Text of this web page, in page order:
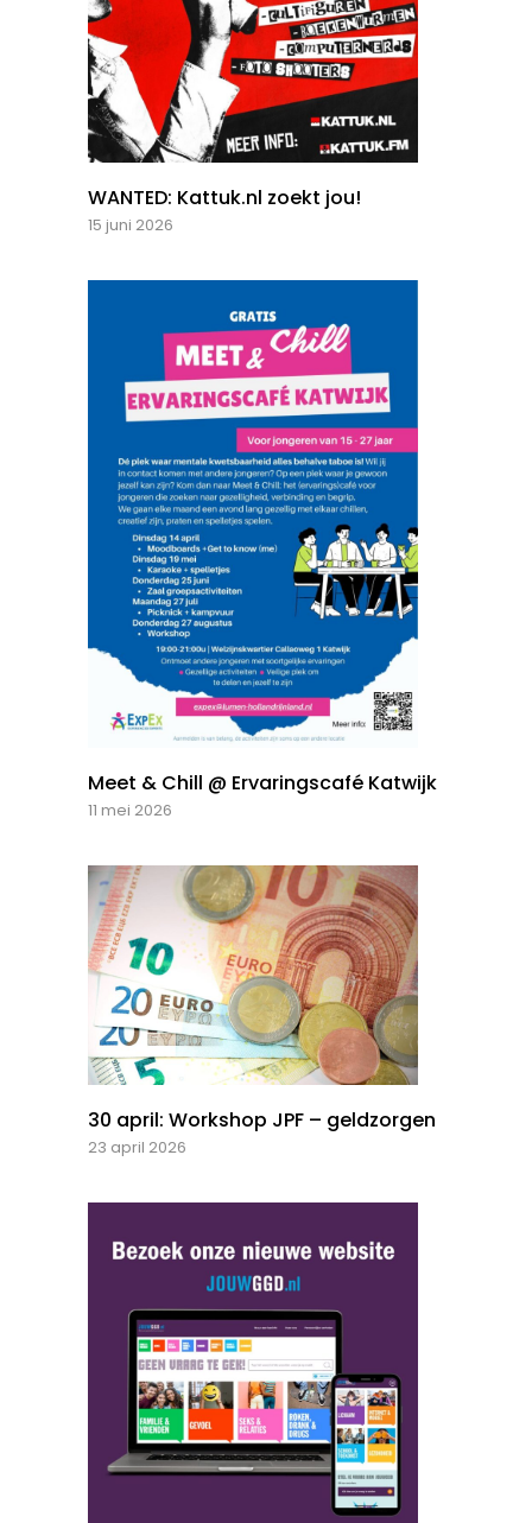
WANTED: Kattuk.nl zoekt jou!
15 juni 2026
Meet & Chill @ Ervaringscafé Katwijk
11 mei 2026
30 april: Workshop JPF – geldzorgen
23 april 2026